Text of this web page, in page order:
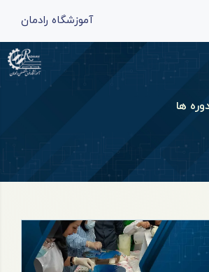
آموزشگاه رادمان
ها